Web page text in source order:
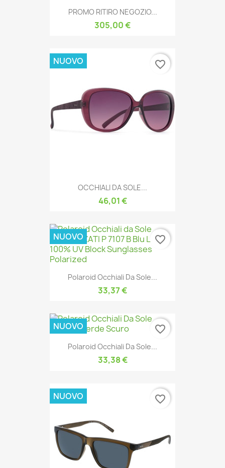
PROMO RITIRO NEGOZIO...
305,00 €
OCCHIALI DA SOLE...
46,01 €
NUOVO favorite_border
Polaroid Occhiali Da Sole...
33,37 €
NUOVO favorite_border
Polaroid Occhiali Da Sole...
33,38 €
NUOVO favorite_border
NUOVO favorite_border